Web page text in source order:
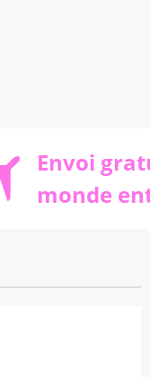
Envoi
monde